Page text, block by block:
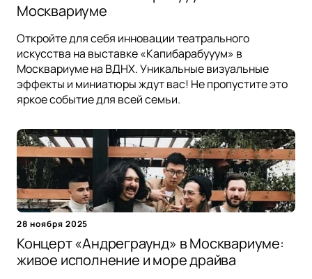
Москвариуме
Откройте для себя инновации театрального
искусства на выставке «Капибарабууум» в
Москвариуме на ВДНХ. Уникальные визуальные
эффекты и миниатюры ждут вас! Не пропустите это
яркое событие для всей семьи.
28 ноября 2025
Концерт «Андреграунд» в Москвариуме:
живое исполнение и море драйва